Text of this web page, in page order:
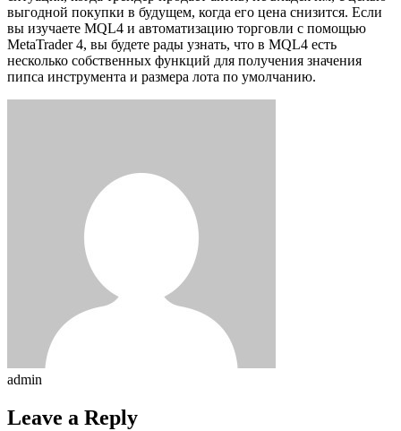
выгодной покупки в будущем, когда его цена снизится. Если
вы изучаете MQL4 и автоматизацию торговли с помощью
MetaTrader 4, вы будете рады узнать, что в MQL4 есть
несколько собственных функций для получения значения
пипса инструмента и размера лота по умолчанию.
admin
Leave a Reply